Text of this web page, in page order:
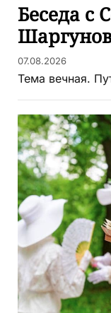
Беседа с
07.08.2026
Тема вечная.